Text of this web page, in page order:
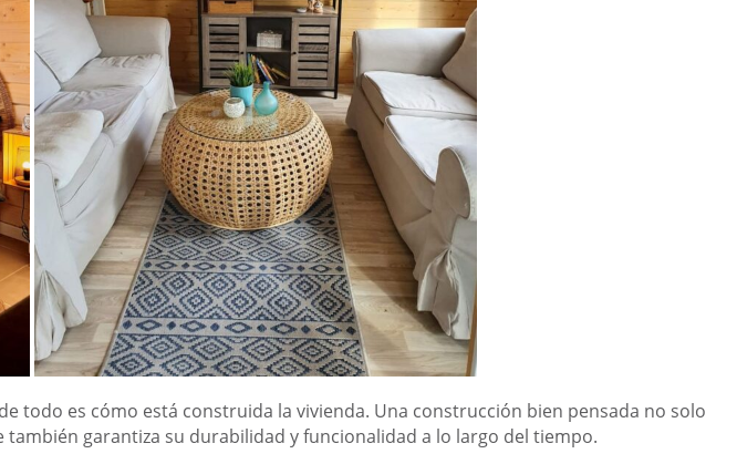
todo es cómo está construida la vivienda. Una construcción bien pensada no solo
garantiza su durabilidad y funcionalidad a lo largo del tiempo.